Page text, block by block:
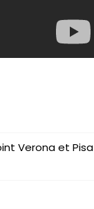
Verona et Pisa